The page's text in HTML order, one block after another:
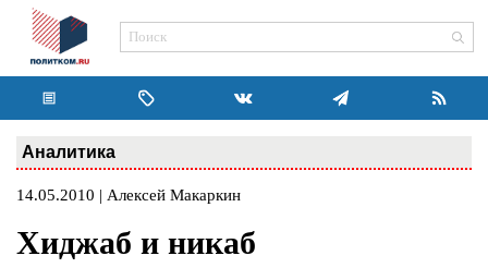
Аналитика
14.05.2010 | Алексей Макаркин
Хиджаб и никаб